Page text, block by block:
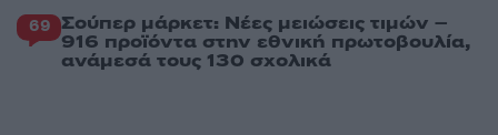
69 Σούπερ μάρκετ: Νέες μειώσεις τιμών –
916 προϊόντα στην εθνική πρωτοβουλία,
ανάμεσά τους 130 σχολικά